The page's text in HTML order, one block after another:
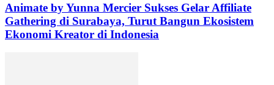
Animate by Yunna Mercier Sukses Gelar Affiliate
Gathering di Surabaya, Turut Bangun Ekosistem
Ekonomi Kreator di Indonesia